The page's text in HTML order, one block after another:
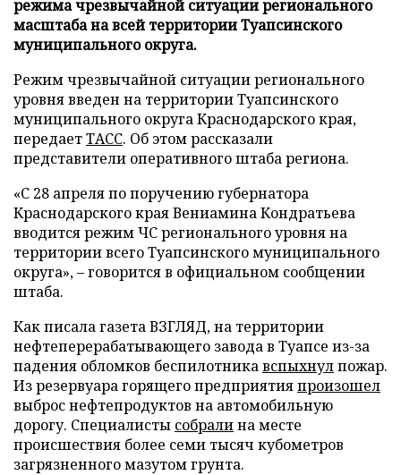
режима чрезвычайной ситуации регионального
масштаба на всей территории Туапсинского
муниципального округа.
Режим чрезвычайной ситуации регионального
уровня введен на территории Туапсинского
муниципального округа Краснодарского края,
передаетТАСС. Об этом рассказали
представители оперативного штаба региона.
«С 28 апреля по поручению губернатора
Краснодарского края Вениамина Кондратьева
вводится режим ЧС регионального уровня на
территории всего Туапсинского муниципального
округа», – говорится в официальном сообщении
штаба.
Как писала газета ВЗГЛЯД, на территории
нефтеперерабатывающего завода в Туапсе из-за
падения обломков беспилотникавспыхнулпожар.
Из резервуара горящего предприятияпроизошел
выброс нефтепродуктов на автомобильную
дорогу. Специалисты собралина месте
происшествия более семи тысяч кубометров
загрязненного мазутом грунта.